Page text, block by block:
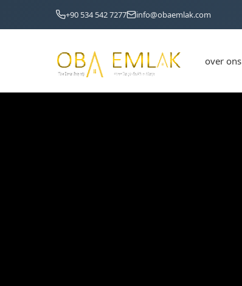
+90 534 542 7277 info@obaemlak.com
over ons
Gör
Gör